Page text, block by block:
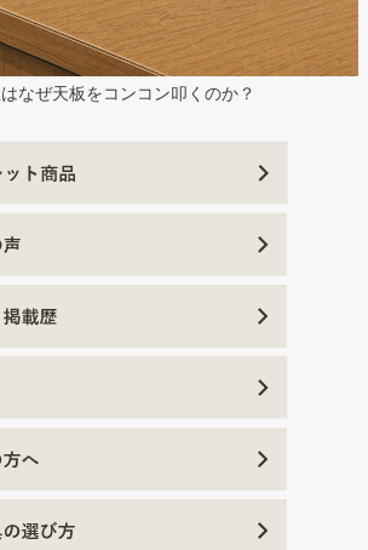
なぜ天板をコンコン叩くのか？